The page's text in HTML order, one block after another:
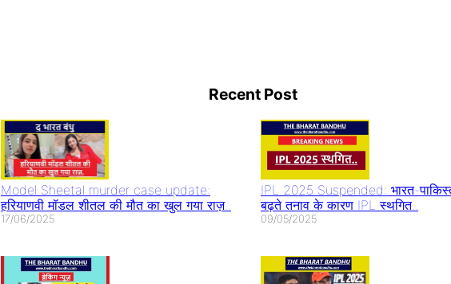
धमाल
भट्ट सीता की भूमिका
सहित बॉलीवुड के
जमावड़ा
Recent Post
Model Sheetal murder case update:
हरियाणवी मॉडल शीतल की मौत का खुल गया राज़..
17/06/2025
IPL 2025 Suspended: भारत-
बढ़ते तनाव के कारण IPL स्थगित..
09/05/2025